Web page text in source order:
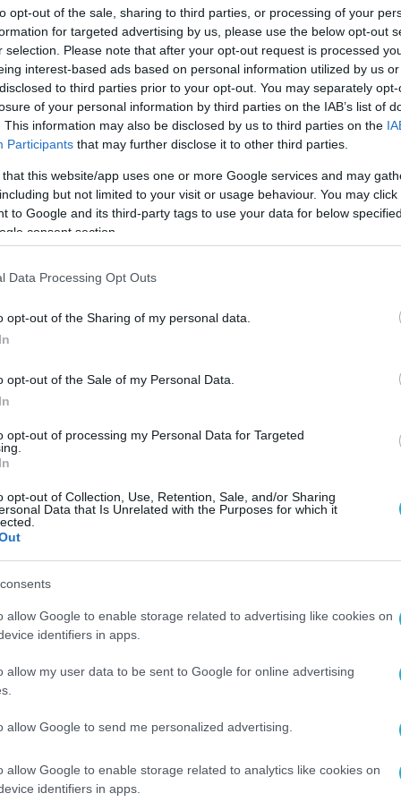
opt-out of the sale, sharing to third parties, or processing of your
for targeted advertising by us, please use the below opt-out
selection. Please note that after your opt-out request is processed
interest-based ads based on personal information utilized by us
to third parties prior to your opt-out. You may separately
of your personal information by third parties on the IAB’s list of
This information may also be disclosed by us to third parties on the
Participants that may further disclose it to other third parties.
that this website/app uses one or more Google services and may
but not limited to your visit or usage behaviour. You may
to Google and its third-party tags to use your data for below
consent section.
Data Processing Opt Outs
opt-out of the Sharing of my personal data.
opt-out of the Sale of my Personal Data.
opt-out of processing my Personal Data for Targeted
opt-out of Collection, Use, Retention, Sale, and/or Sharing
Data that Is Unrelated with the Purposes for which it
allow Google to enable storage related to advertising like cookies on
identifiers in apps.
allow my user data to be sent to Google for online advertising
allow Google to send me personalized advertising.
allow Google to enable storage related to analytics like cookies on
identifiers in apps.
της ηλεκτροκίνησης και με πάνω από
περαιτέρω ενίσχυση της στρατηγικής
στην εγκατάσταση σύγχρονων
του. Η νέα αυτή πρωτοβουλία έρχεται
στα Μέσα του Ομίλου, διευρύνοντας
βήμα προς τη βιώσιμη κινητικότητα.
προηγμένης τεχνολογίας σταθμούς
και συνολικής στήριξης
την επιχειρησιακή αποδοτικότητα,
σε υπηρεσίες φόρτισης
άνθρακα, στη σταδιακή μετάβαση σε
εξελιγμένη μετακίνηση.
στον τομέα της φόρτισης ηλεκτρικών
της στην Ελλάδα. Μέσω ολοκληρωμένων λύσεων
διαχείριση και τεχνική
ενός σύγχρονου και αξιόπιστου
ενεργειακή αυτονομία με όρους
μια επιχειρηματική απόφαση, αλλά μια
«Πρώτο Θέμα»στη